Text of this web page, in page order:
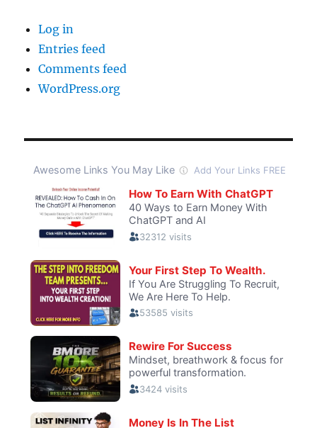
Log in
Entries feed
Comments feed
WordPress.org